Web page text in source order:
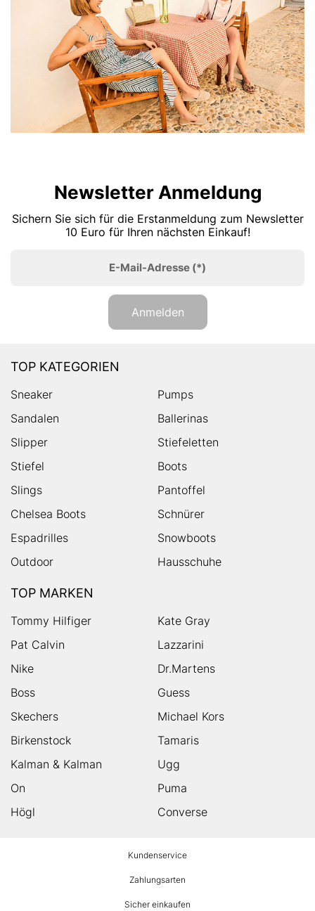
Newsletter Anmeldung
Sichern Sie sich für die Erstanmeldung zum Newsletter
10 Euro für Ihren nächsten Einkauf!
E-Mail-Adresse (*)
Anmelden
TOP KATEGORIEN
Sneaker
Pumps
Sandalen
Ballerinas
Slipper
Stiefeletten
Stiefel
Boots
Slings
Pantoffel
Chelsea Boots
Schnürer
Espadrilles
Snowboots
Outdoor
Hausschuhe
TOP MARKEN
Tommy Hilfiger
Kate Gray
Pat Calvin
Lazzarini
Nike
Dr.Martens
Boss
Guess
Skechers
Michael Kors
Birkenstock
Tamaris
Kalman & Kalman
Ugg
On
Puma
Högl
Converse
Kundenservice
Zahlungsarten
Sicher einkaufen